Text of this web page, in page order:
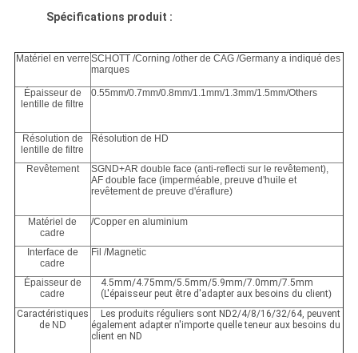
Spécifications produit :
Matériel en verre SCHOTT /Corning /other de CAG /Germany a indiqué des
marques
Épaisseur de
lentille de filtre
0.55mm/0.7mm/0.8mm/1.1mm/1.3mm/1.5mm/Others
Résolution de
lentille de filtre
Résolution de HD
Revêtement
SGND+AR double face (anti-reflecti sur le revêtement),
AF double face (imperméable, preuve d'huile et
revêtement de preuve d'éraflure)
Matériel de
cadre
/Copper en aluminium
Interface de
cadre
Fil /Magnetic
Épaisseur de
cadre
4.5mm/4.75mm/5.5mm/5.9mm/7.0mm/7.5mm
(L'épaisseur peut être d'adapter aux besoins du client)
Caractéristiques
de ND
Les produits réguliers sont ND2/4/8/16/32/64, peuvent
également adapter n'importe quelle teneur aux besoins du
client en ND